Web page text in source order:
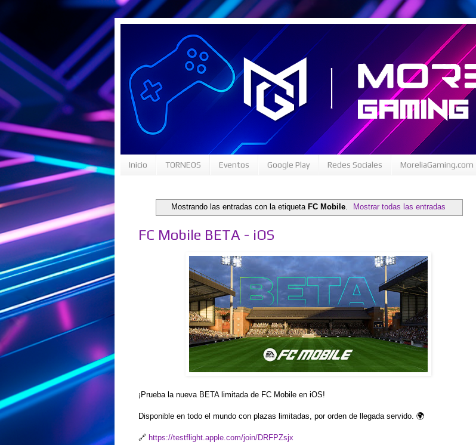
Inicio TORNEOS Eventos Google Play Redes Sociales MoreliaGaming.com
Mostrando las entradas con la etiqueta FC Mobile. Mostrar todas las entradas
FC Mobile BETA - iOS
¡Prueba la nueva BETA limitada de FC Mobile en iOS!
Disponible en todo el mundo con plazas limitadas, por orden de llegada servido. 🌍
🔗 https://testflight.apple.com/join/DRFPZsjx